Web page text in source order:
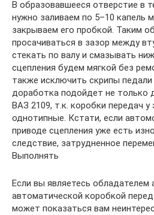
В образовавшееся отверстие в
нужно заливаем по 5–10 капель
закрываем его пробкой. Таким
просачиваться в зазор между
стекать по валу и смазывать
сцепления будем мягкой без
также исключить скрипы
доработка подойдет не только
ВАЗ 2109, т.к. коробки передач у
однотипные. Кстати, если
приводе сцепления уже есть
следствие, затрудненное
Выполнять
Если вы являетесь обладателем
автоматической коробкой
может показаться вам